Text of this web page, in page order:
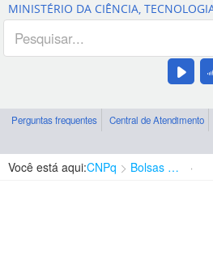
MINISTÉRIO DA CIÊNCIA,
Perguntas frequentes Central de Atendimento
Você está aqui:CNPq Bolsas e Auxílios Vigentes